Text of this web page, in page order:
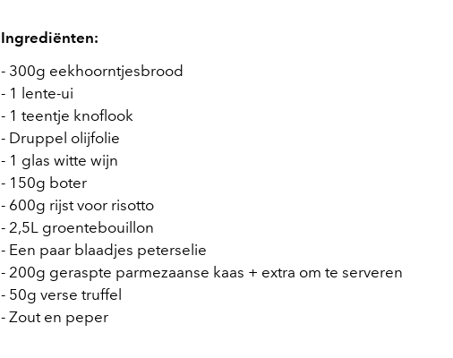
Ingrediënten:
- 300g eekhoorntjesbrood
- 1 lente-ui
- 1 teentje knoflook
- Druppel olijfolie
- 1 glas witte wijn
- 150g boter
- 600g rijst voor risotto
- 2,5L groentebouillon
- Een paar blaadjes peterselie
- 200g geraspte parmezaanse kaas + extra om te serveren
- 50g verse truffel
- Zout en peper